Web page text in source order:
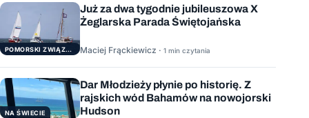
POMORSKI ZWIĄZEK ŻEGLARSKI
Już za dwa tygodnie jubileuszowa X
Żeglarska Parada Świętojańska
Maciej Frąckiewicz · 1 min czytania
NA ŚWIECIE
Dar Młodzieży płynie po historię. Z
rajskich wód Bahamów na nowojorski
Hudson